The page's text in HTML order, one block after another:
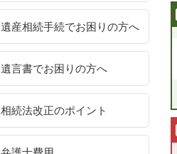
遺産相続手続でお困りの方へ
遺言書でお困りの方へ
相続法改正のポイント